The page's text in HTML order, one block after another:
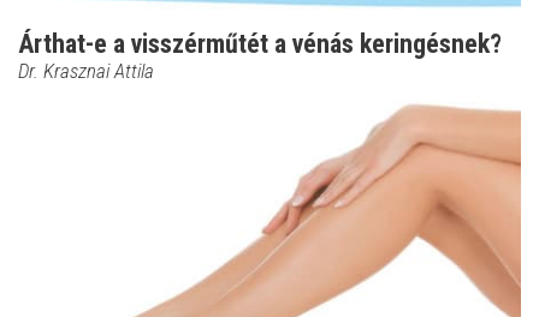
Árthat-e a visszérműtét a vénás keringésnek?
Dr. Krasznai Attila